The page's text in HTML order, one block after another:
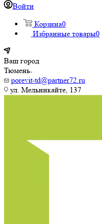
Войти
Корзина0
Избранные товары0
Ваш город
Тюмень
porevit-td@partner72.ru
ул. Мельникайте, 137